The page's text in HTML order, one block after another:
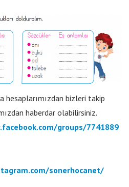
hesaplarımızdan bizleri takip
haberdar olabilirsiniz.
groups/7741889
sonerhocanet/